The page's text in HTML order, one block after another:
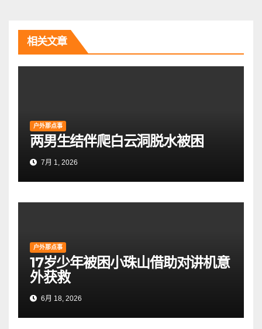
航
相关文章
户外那点事
两男生结伴爬白云洞脱水被困
7月 1, 2026
户外那点事
17岁少年被困小珠山借助对讲机意
外获救
6月 18, 2026